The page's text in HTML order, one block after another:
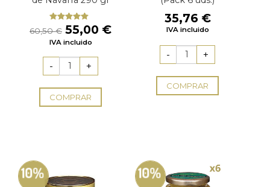
Valorado
con5.00de
5
60,50€ El
precio
era:
60,50 €.
55,00 €El
55,00 €.
IVA incluido
COMPRAR
35,76 €
IVA incluido
COMPRAR
10% 10%